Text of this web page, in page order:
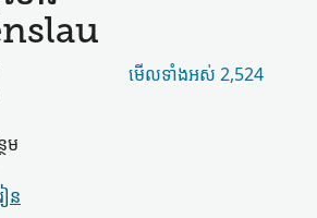
ម​
ន​
មើល​ទាំងអស់ 2,524